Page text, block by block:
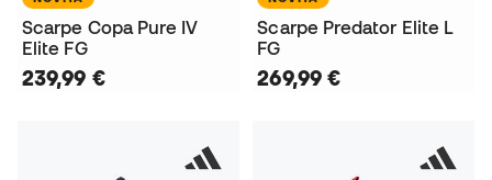
Scarpe Copa Pure IV
Elite FG
239,99 €
Scarpe Predator Elite L
FG
269,99 €